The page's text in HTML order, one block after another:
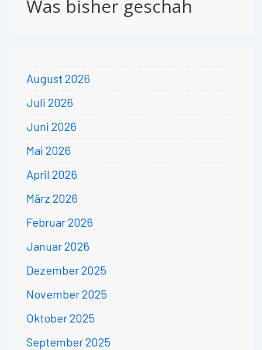
Was bisher geschah
August 2026
Juli 2026
Juni 2026
Mai 2026
April 2026
März 2026
Februar 2026
Januar 2026
Dezember 2025
November 2025
Oktober 2025
September 2025